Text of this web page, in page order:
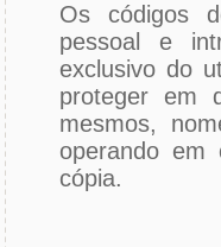
Os códigos
pessoal e
exclusivo do
proteger em
mesmos,
operando em
cópia.